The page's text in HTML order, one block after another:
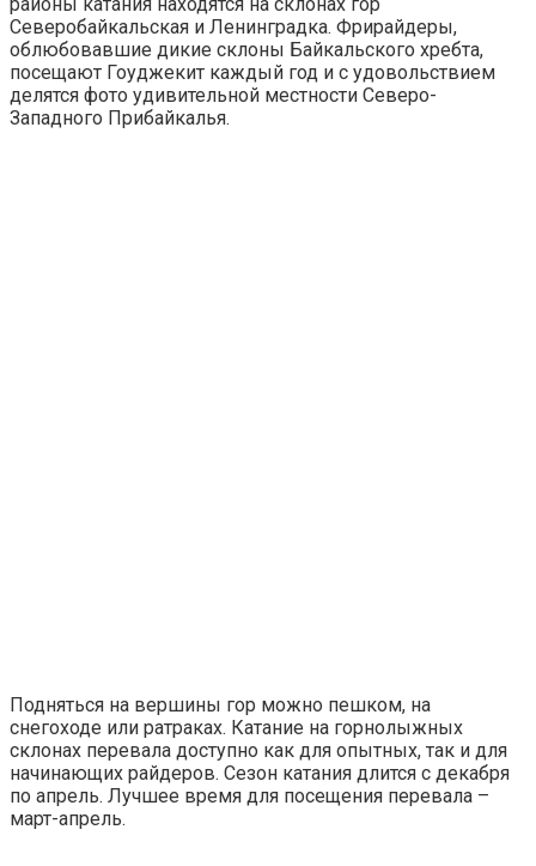
Северобайкальская и Ленинградка. Фрирайдеры,
облюбовавшие дикие склоны Байкальского хребта,
посещают Гоуджекит каждый год и с удовольствием
делятся фото удивительной местности Северо-
Западного Прибайкалья.
Подняться на вершины гор можно пешком, на
снегоходе или ратраках. Катание на горнолыжных
склонах перевала доступно как для опытных, так и для
начинающих райдеров. Сезон катания длится с декабря
по апрель. Лучшее время для посещения перевала –
март-апрель.